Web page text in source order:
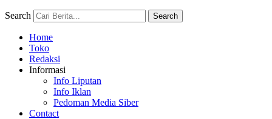
Search Search
Home
Toko
Redaksi
Informasi
Info Liputan
Info Iklan
Pedoman Media Siber
Contact